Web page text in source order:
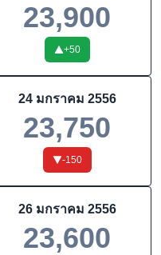
23,900
+50
24 มกราคม 2556
23,750
-150
26 มกราคม 2556
23,600